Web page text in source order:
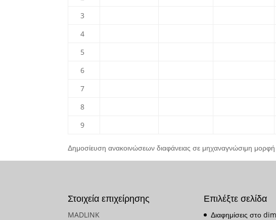
3
4
5
6
7
8
9
Δημοσίευση ανακοινώσεων διαφάνειας σε μηχαναγνώσιμη
Στοιχεία επιχείρησης
MADLINK
Επιλέξτε σελίδα
Διαφημίσεις στο